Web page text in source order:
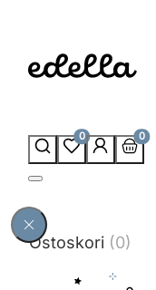
0 0
Ostoskori (0)